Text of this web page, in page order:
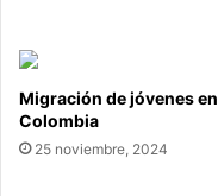
Migración de jóvenes en
Colombia
25 noviembre, 2024